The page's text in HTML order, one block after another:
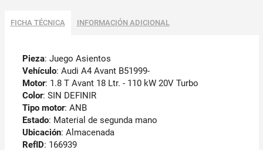
FICHA TÉCNICA INFORMACIÓN ADICIONAL
Pieza: Juego Asientos
Vehículo: Audi A4 Avant B51999-
Motor: 1.8 T Avant 18 Ltr. - 110 kW 20V Turbo
Color: SIN DEFINIR
Tipo motor: ANB
Estado: Material de segunda mano
Ubicación: Almacenada
RefID: 166939